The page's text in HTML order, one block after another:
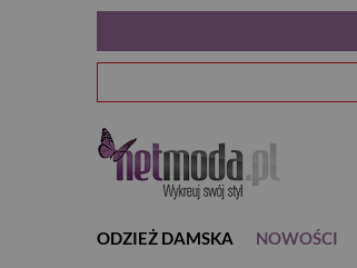
ODZIEŻ DAMSKA NOWOŚCI